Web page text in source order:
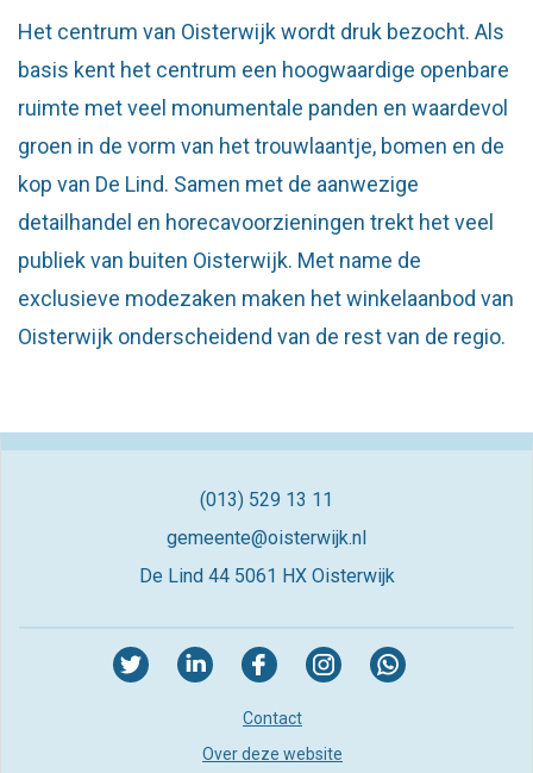
Het centrum van Oisterwijk wordt druk bezocht. Als
basis kent het centrum een hoogwaardige openbare
ruimte met veel monumentale panden en waardevol
groen in de vorm van het trouwlaantje, bomen en de
kop van De Lind. Samen met de aanwezige
detailhandel en horecavoorzieningen trekt het veel
publiek van buiten Oisterwijk. Met name de
exclusieve modezaken maken het winkelaanbod van
Oisterwijk onderscheidend van de rest van de regio.
(013) 529 13 11
gemeente@oisterwijk.nl
De Lind 44 5061 HX Oisterwijk
Contact
Over deze website